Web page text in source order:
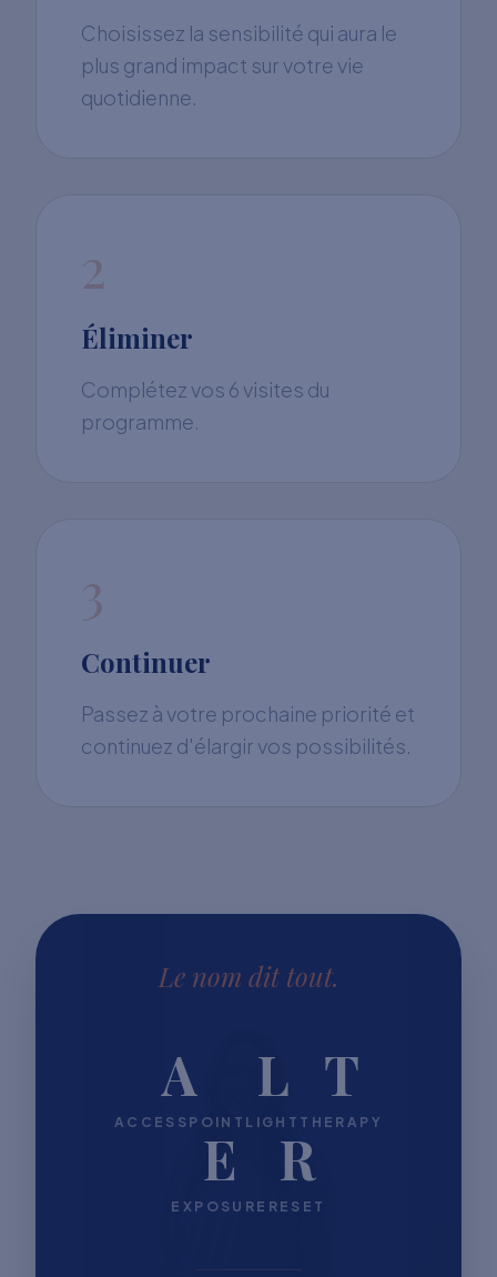
Choisissez la sensibilité qui aura le
plus grand impact sur votre vie
quotidienne.
2
Éliminer
Complétez vos 6 visites du
programme.
3
Continuer
Passez à votre prochaine priorité et
continuez d'élargir vos possibilités.
Le nom dit tout.
A
ACCESSPOINT
L
LIGHT
T
THERAPY
E
EXPOSURE
R
RESET